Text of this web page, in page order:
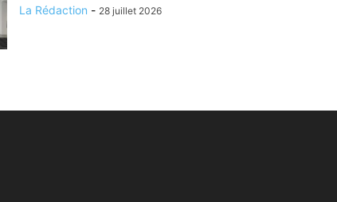
La Rédaction - 28 juillet 2026